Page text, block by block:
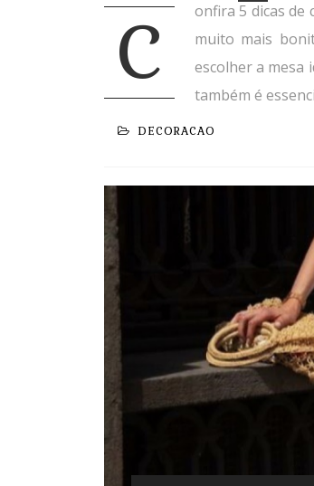
C
onfira 5 dicas de
muito mais
escolher a mesa
também é
DECORACAO